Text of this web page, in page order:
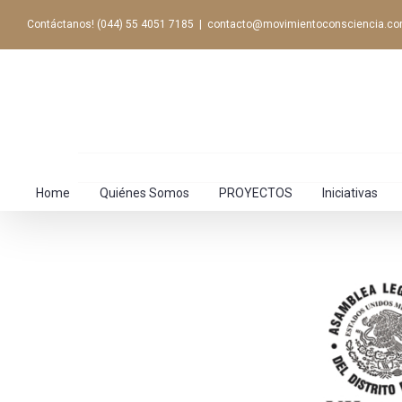
Contáctanos! (044) 55 4051 7185
Home Quiénes Somos PROYECTOS Iniciativas